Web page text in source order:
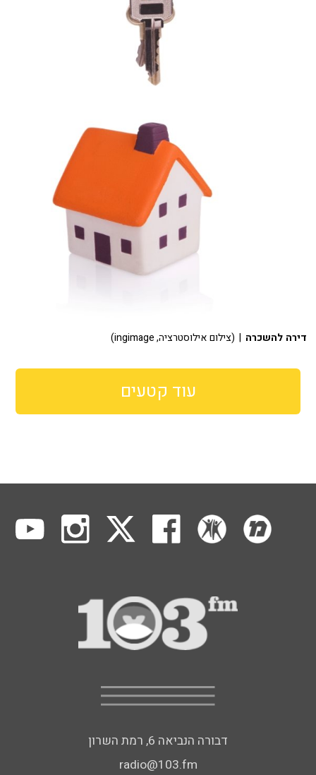
דירה להשכרה | (צילום אילוסטרציה, ingimage)
עוד קטעים
דבורה הנביאה 6, רמת השרון
radio@103.fm